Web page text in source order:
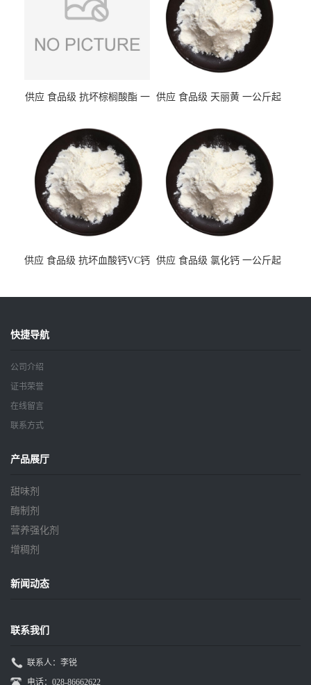
供应 食品级 抗坏棕榈酸酯 一
供应 食品级 天丽黄 一公斤起
供应 食品级 抗坏血酸钙VC钙 供应 食品级 氯化钙 一公斤起
快捷导航
公司介绍
证书荣誉
在线留言
联系方式
产品展厅
甜味剂
酶制剂
营养强化剂
增稠剂
新闻动态
联系我们
联系人：李锐
电话：028-86662622